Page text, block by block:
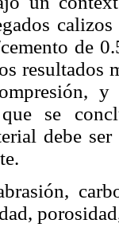
de
resultados
se
debe